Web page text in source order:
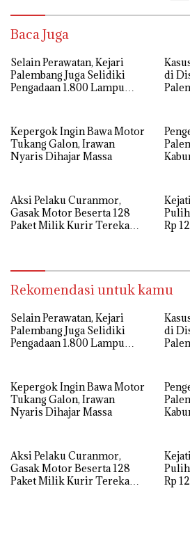
Baca Juga
Selain Perawatan, Kejari
Palembang Juga Selidiki
Pengadaan 1.800 Lampu
di
Kepergok Ingin Bawa Motor
Tukang Galon, Irawan
Nyaris Dihajar Massa
Aksi Pelaku Curanmor,
Gasak Motor Beserta 128
Paket Milik Kurir Terekam
Rp
Rekomendasi untuk kamu
Selain Perawatan, Kejari
Palembang Juga Selidiki
Pengadaan 1.800 Lampu
di
Kepergok Ingin Bawa Motor
Tukang Galon, Irawan
Nyaris Dihajar Massa
Aksi Pelaku Curanmor,
Gasak Motor Beserta 128
Paket Milik Kurir Terekam
Rp